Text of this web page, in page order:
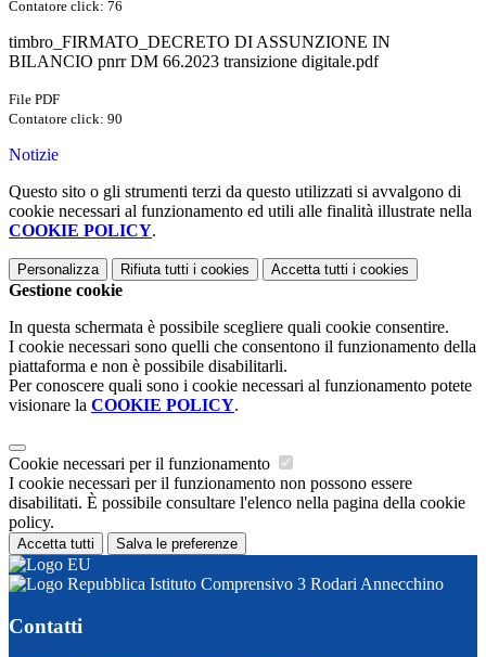
Contatore click: 76
timbro_FIRMATO_DECRETO DI ASSUNZIONE IN
BILANCIO pnrr DM 66.2023 transizione digitale.pdf
File PDF
Contatore click: 90
Notizie
Questo sito o gli strumenti terzi da questo utilizzati si avvalgono di
cookie necessari al funzionamento ed utili alle finalità illustrate nella
COOKIE POLICY.
Personalizza Rifiuta tutti i cookies Accetta tutti i cookies
Gestione cookie
In questa schermata è possibile scegliere quali cookie consentire.
I cookie necessari sono quelli che consentono il funzionamento della
piattaforma e non è possibile disabilitarli.
Per conoscere quali sono i cookie necessari al funzionamento potete
visionare la COOKIE POLICY.
Cookie necessari per il funzionamento
I cookie necessari per il funzionamento non possono essere
disabilitati. È possibile consultare l'elenco nella pagina della cookie
policy.
Accetta tutti Salva le preferenze
Istituto Comprensivo 3 Rodari Annecchino
Contatti